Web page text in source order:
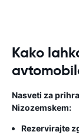
Kako
Nasveti za
Nizozemskem:
Rezervirajte